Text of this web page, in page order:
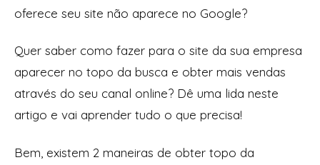
oferece seu site não aparece no Google?
Quer saber como fazer para o site da sua empresa
aparecer no topo da busca e obter mais vendas
através do seu canal online? Dê uma lida neste
artigo e vai aprender tudo o que precisa!
Bem, existem 2 maneiras de obter topo da